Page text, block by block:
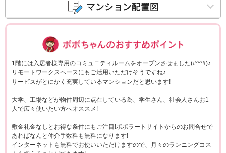
1階には入居者様専用のコミュニティルームをオープンさせました(#^^#)♪
リモートワークスペースにもご活用いただけそうですね♪
サービスがとにかく充実しているマンションだと思います!
大学、工場などが物件周辺に点在している為、学生さん、社会人さんお1
人で広々使いたい方へオススメ!
敷金礼金なしとお得な条件にもご注目!ポポラートサイトからのお問合せで
あればなんと仲介手数料も無料になります!
インターネットも無料でお使いいただけますので、月々のランニングコス